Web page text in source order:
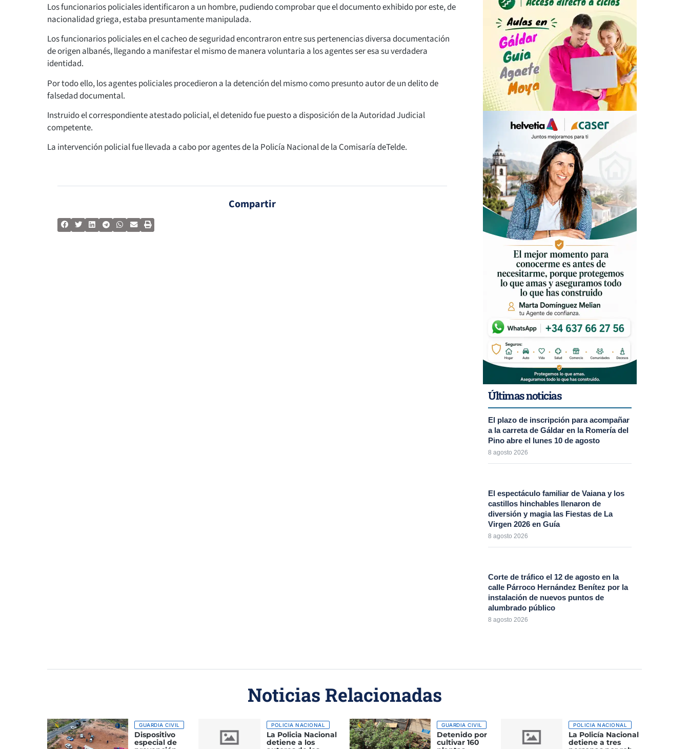
Los funcionarios policiales identificaron a un hombre, pudiendo comprobar que el documento exhibido por este, de
nacionalidad griega, estaba presuntamente manipulada.
Los funcionarios policiales en el cacheo de seguridad encontraron entre sus pertenencias diversa documentación
de origen albanés, llegando a manifestar el mismo de manera voluntaria a los agentes ser esa su verdadera
identidad.
Por todo ello, los agentes policiales procedieron a la detención del mismo como presunto autor de un delito de
falsedad documental.
Instruido el correspondiente atestado policial, el detenido fue puesto a disposición de la Autoridad Judicial
competente.
La intervención policial fue llevada a cabo por agentes de la Policía Nacional de la Comisaría deTelde.
Compartir
Últimas noticias
El plazo de inscripción para acompañar
a la carreta de Gáldar en la Romería del
Pino abre el lunes 10 de agosto
8 agosto 2026
El espectáculo familiar de Vaiana y los
castillos hinchables llenaron de
diversión y magia las Fiestas de La
Virgen 2026 en Guía
8 agosto 2026
Corte de tráfico el 12 de agosto en la
calle Párroco Hernández Benítez por la
instalación de nuevos puntos de
alumbrado público
8 agosto 2026
Noticias Relacionadas
GUARDIA CIVIL
Dispositivo
especial de
POLICIA NACIONAL
La Policia Nacional
detiene a los
GUARDIA CIVIL
Detenido por
cultivar 160
POLICIA NACIONAL
La Policía Nacional
detiene a tres